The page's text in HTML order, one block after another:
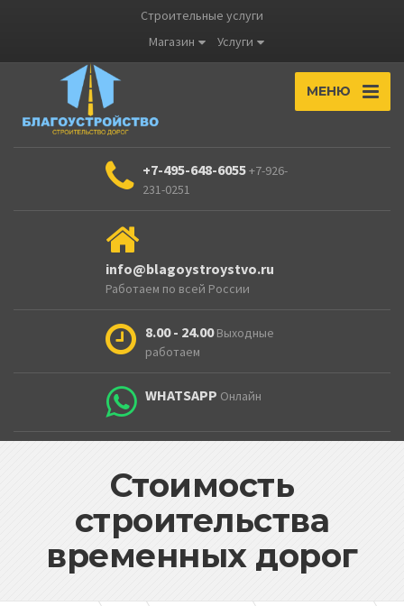
Строительные услуги
Магазин
Услуги
МЕНЮ
+7-495-648-6055+7-926-
231-0251
info@blagoystroystvo.ru
Работаем по всей России
8.00 - 24.00 Выходные
работаем
WHATSAPP Онлайн
Стоимость
строительства
временных дорог